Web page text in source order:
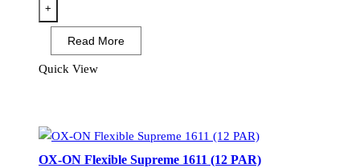
Flexible
Supreme
(12
+
Read More
Quick View
OX-ON Flexible Supreme 1611 (12 PAR)